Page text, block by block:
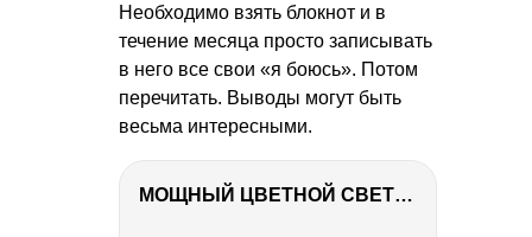
Необходимо взять блокнот и в
течение месяца просто записывать
в него все свои «я боюсь». Потом
перечитать. Выводы могут быть
весьма интересными.
МОЩНЫЙ ЦВЕТНОЙ СВЕТ – NANLITE FC-500C